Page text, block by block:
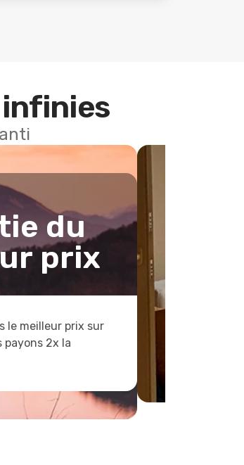
infinies
du
prix
le meilleur prix sur
payons 2x la